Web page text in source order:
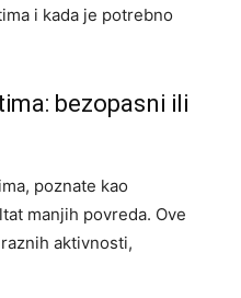
i kada je potrebno
bezopasni ili
poznate kao
manjih povreda. Ove
aktivnosti,